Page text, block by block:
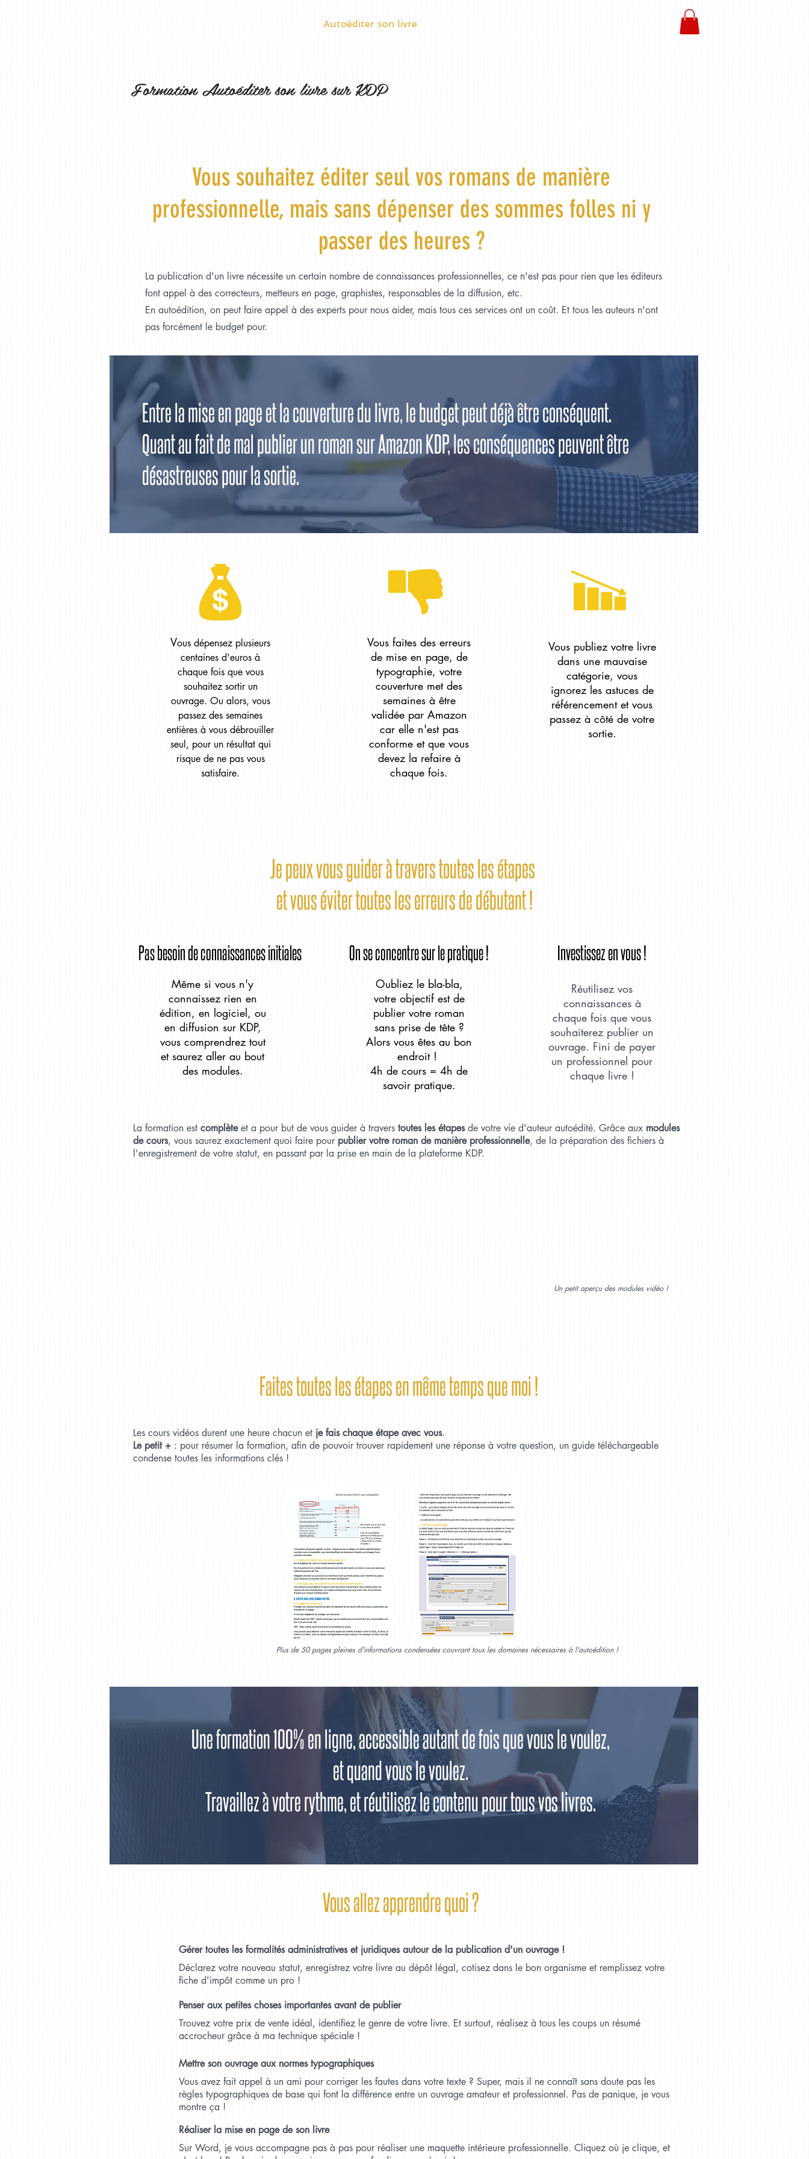
Autoéditer son livre
Formation Autoéditer son livre sur KDP
Vous souhaitez éditer seul vos romans de manière
professionnelle, mais sans dépenser des sommes folles ni y
passer des heures ?
La publication d'un livre nécessite un certain nombre de connaissances professionnelles, ce n'est pas pour rien que les éditeurs
font appel à des correcteurs, metteurs en page, graphistes, responsables de la diffusion, etc.
En autoédition, on peut faire appel à des experts pour nous aider, mais tous ces services ont un coût. Et tous les auteurs n'ont
pas forcément le budget pour.
Entre la mise en page et la couverture du livre, le budget peut déjà être conséquent.
Quant au fait de mal publier un roman sur Amazon KDP, les conséquences peuvent être
désastreuses pour la sortie.
Vous dépensez plusieurs
centaines d'euros à
chaque fois que vous
souhaitez sortir un
ouvrage. Ou alors, vous
passez des semaines
entières à vous débrouiller
seul, pour un résultat qui
risque de ne pas vous
satisfaire.
Vous faites des erreurs
de mise en page, de
typographie, votre
couverture met des
semaines à être
validée par Amazon
car elle n'est pas
conforme et que vous
devez la refaire à
chaque fois.
Vous publiez votre livre
dans une mauvaise
catégorie, vous
ignorez les astuces de
référencement et vous
passez à côté de votre
sortie.
Je peux vous guider à travers toutes les étapes
et vous éviter toutes les erreurs de débutant !
Pas besoin de connaissances initiales On se concentre sur le pratique ! Investissez en vous !
Même si vous n'y
connaissez rien en
édition, en logiciel, ou
en diffusion sur KDP,
vous comprendrez tout
et saurez aller au bout
des modules.
Oubliez le bla-bla,
votre objectif est de
publier votre roman
sans prise de tête ?
Alors vous êtes au bon
endroit !
4h de cours = 4h de
savoir pratique.
Réutilisez vos
connaissances à
chaque fois que vous
souhaiterez publier un
ouvrage. Fini de payer
un professionnel pour
chaque livre !
La formation est complèteet a pour but de vous guider à travers toutes les étapesde votre vie d'auteur autoédité. Grâce aux modules
de cours, vous saurez exactement quoi faire pour publier votre roman de manière professionnelle, de la préparation des fichiers à
l'enregistrement de votre statut, en passant par la prise en main de la plateforme KDP.
Un petit aperçu des modules vidéo !
Faites toutes les étapes en même temps que moi !
Les cours vidéos durent une heure chacun et je fais chaque étape avec vous.
Le petit + : pour résumer la formation, afin de pouvoir trouver rapidement une réponse à votre question, un guide téléchargeable
condense toutes les informations clés !
Plus de 50 pages pleines d'informations condensées couvrant tous les domaines nécessaires à l'autoédition !
Une formation 100% en ligne, accessible autant de fois que vous le voulez,
et quand vous le voulez.
Travaillez à votre rythme, et réutilisez le contenu pour tous vos livres.
Vous allez apprendre quoi ?
Gérer toutes les formalités administratives et juridiques autour de la publication d'un ouvrage !
Déclarez votre nouveau statut, enregistrez votre livre au dépôt légal, cotisez dans le bon organisme et remplissez votre
fiche d'impôt comme un pro !
Penser aux petites choses importantes avant de publier
Trouvez votre prix de vente idéal, identifiez le genre de votre livre. Et surtout, réalisez à tous les coups un résumé
accrocheur grâce à ma technique spéciale !
Mettre son ouvrage aux normes typographiques
Vous avez fait appel à un ami pour corriger les fautes dans votre texte ? Super, mais il ne connaît sans doute pas les
règles typographiques de base qui font la différence entre un ouvrage amateur et professionnel. Pas de panique, je vous
montre ça !
Réaliser la mise en page de son livre
Sur Word, je vous accompagne pas à pas pour réaliser une maquette intérieure professionnelle. Cliquez où je clique, et